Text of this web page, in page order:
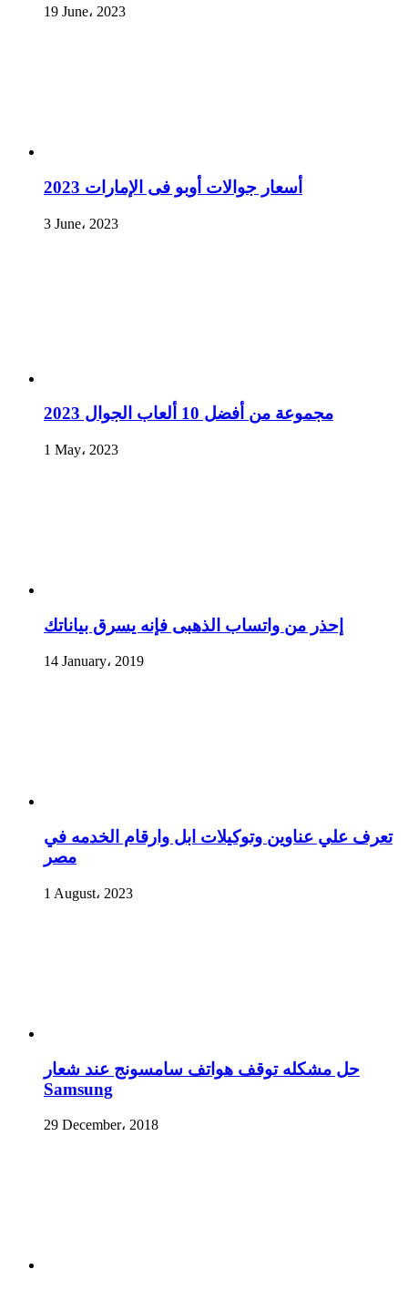
19 June، 2023
أسعار جوالات أوبو فى الإمارات 2023
3 June، 2023
مجموعة من أفضل 10 ألعاب الجوال 2023
1 May، 2023
إحذر من واتساب الذهبى فإنه يسرق بياناتك
14 January، 2019
تعرف علي عناوين وتوكيلات ابل وارقام الخدمه في
مصر
1 August، 2023
حل مشكله توقف هواتف سامسونج عند شعار
Samsung
29 December، 2018